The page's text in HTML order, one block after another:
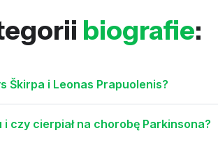
biografie:
Škirpa i Leonas Prapuolenis?
czy cierpiał na chorobę Parkinsona?